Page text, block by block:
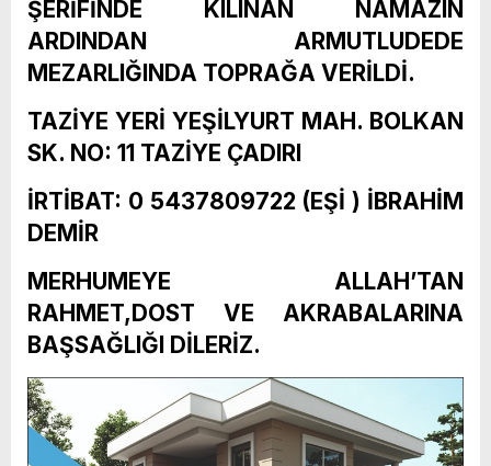
ŞERİFİNDE KILINAN NAMAZIN
ARDINDAN ARMUTLUDEDE
MEZARLIĞINDA TOPRAĞA VERİLDİ.
TAZİYE YERİ YEŞİLYURT MAH. BOLKAN
SK. NO: 11 TAZİYE ÇADIRI
İRTİBAT: 0 5437809722 (EŞİ ) İBRAHİM
DEMİR
MERHUMEYE ALLAH’TAN
RAHMET,DOST VE AKRABALARINA
BAŞSAĞLIĞI DİLERİZ.